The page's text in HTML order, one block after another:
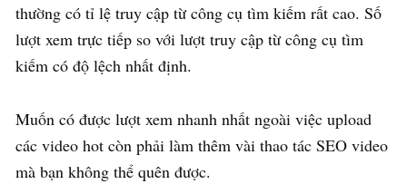
thường có tỉ lệ truy cập từ công cụ tìm kiếm rất cao. Số
lượt xem trực tiếp so với lượt truy cập từ công cụ tìm
kiếm có độ lệch nhất định.
Muốn có được lượt xem nhanh nhất ngoài việc upload
các video hot còn phải làm thêm vài thao tác SEO video
mà bạn không thể quên được.